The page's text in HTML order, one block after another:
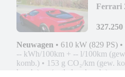
Ferrari
327.250
Neuwagen • 610 kW (829 PS) •
-- kWh/100km + -- l/100km
komb.) • 153 g CO₂/km (gew.
komb.), -- (entladen, komb.)